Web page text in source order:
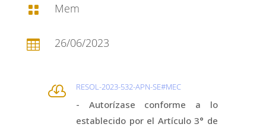
 Mem
 26/06/2023
 RESOL-2023-532-APN-SE#MEC
- Autorízase conforme a lo
establecido por el Artículo 3° de